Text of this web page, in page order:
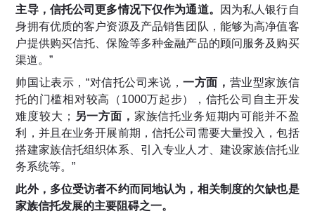
主导，信托公司更多情况下仅作为通道。
因为私人银行自
身拥有优质的客户资源及产品销售团队，能够为高净值客
户提供购买信托、保险等多种金融产品的顾问服务及购买
渠道。”
帅国让表示，“对信托公司来说，一方面， 营业型家族信
托的门槛相对较高（1000万起步），信托公司自主开发
难度较大； 另一方面， 家族信托业务短期内可能并不盈
利，并且在业务开展前期，信托公司需要大量投入，包括
搭建家族信托组织体系、引入专业人才、建设家族信托业
务系统等。”
此外，多位受访者不约而同地认为，相关制度的欠缺也是
家族信托发展的主要阻碍之一。